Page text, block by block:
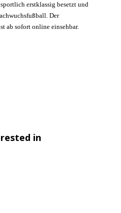
erstklassig besetzt und
Der
ab sofort online einsehbar.
in